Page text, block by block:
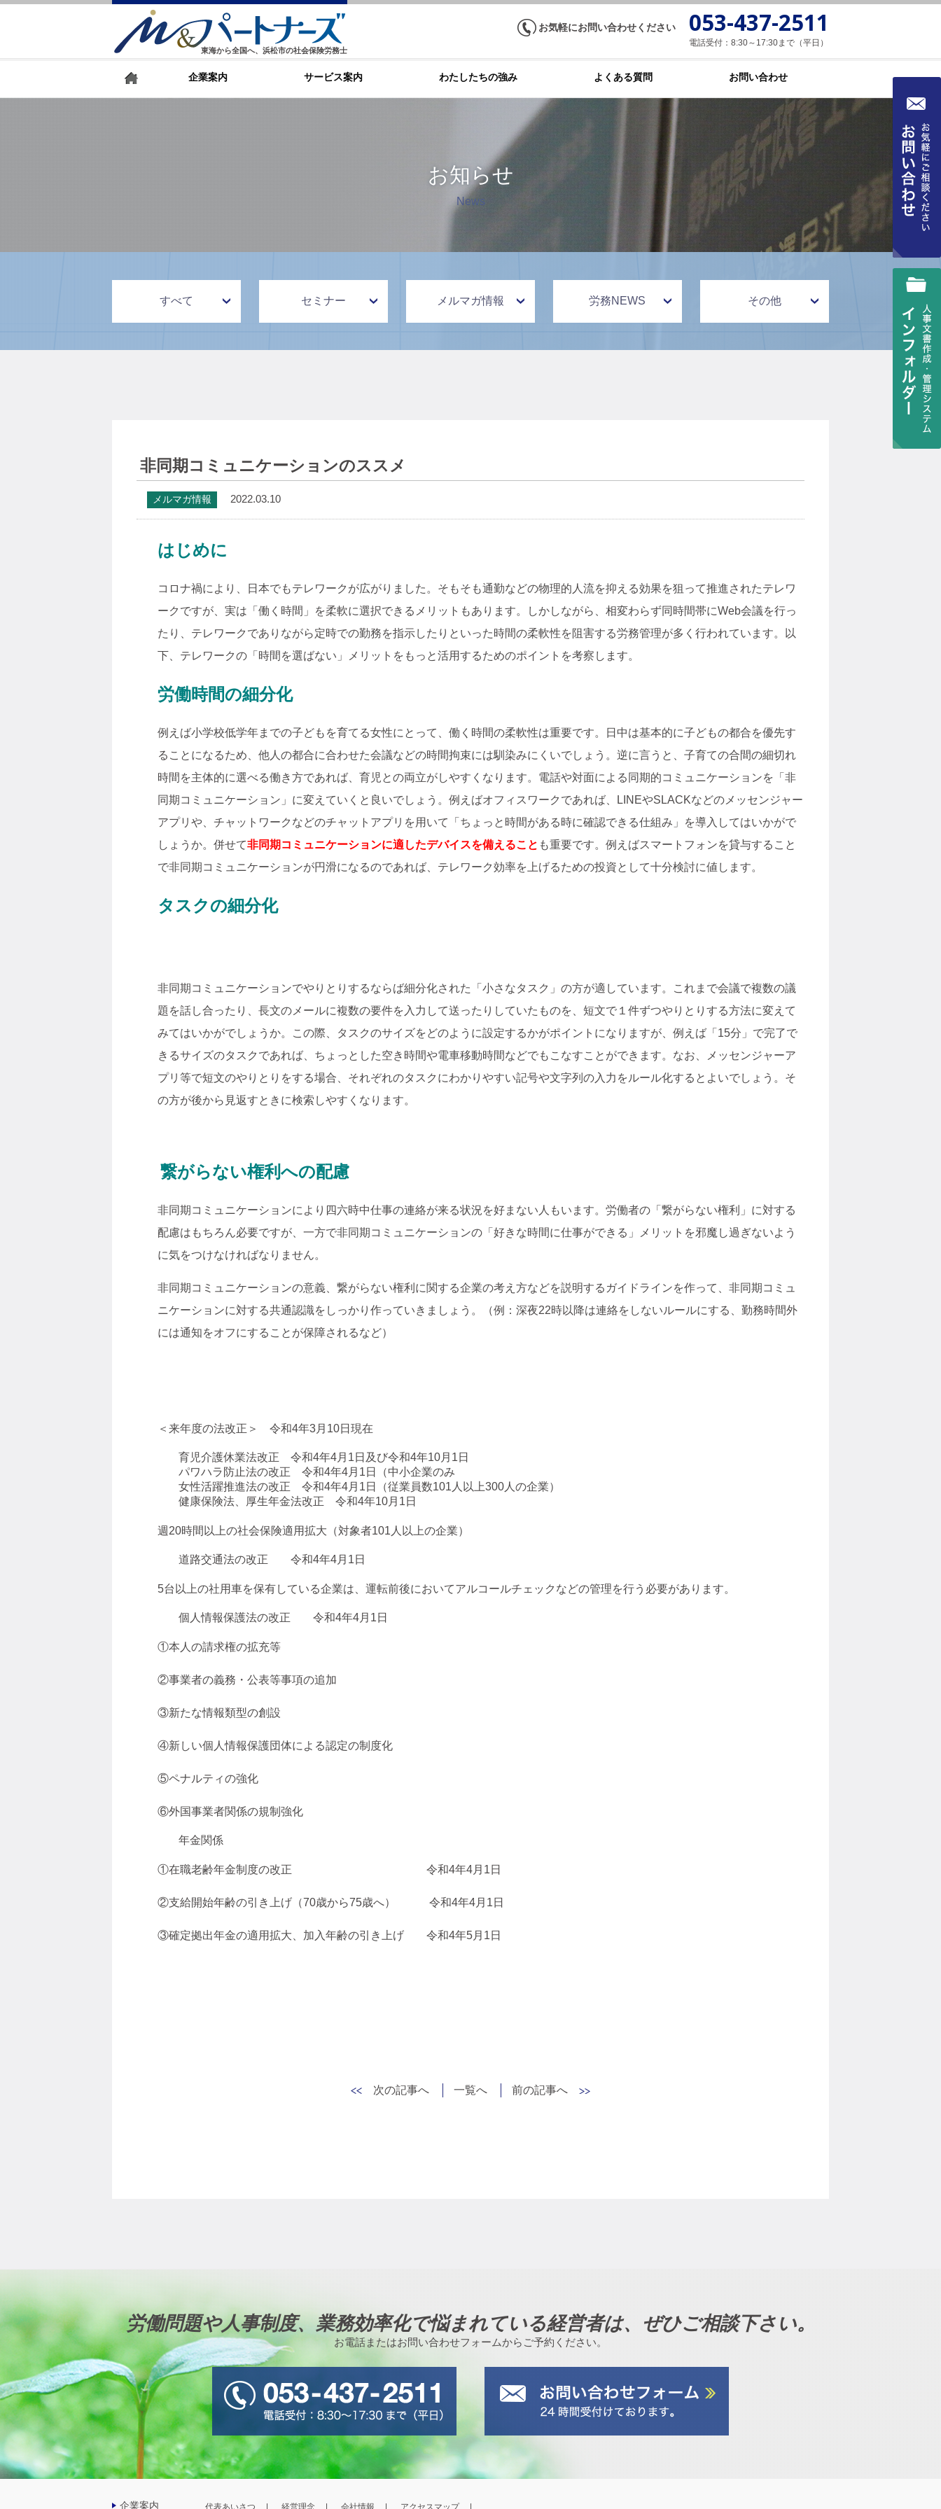
東海から全国へ、浜松市の社会保険労務士
お気軽にお問い合わせください 053-437-2511
電話受付：8:30～17:30まで（平日）
企業案内 サービス案内 わたしたちの強み よくある質問 お問い合わせ
お知らせ
News
すべて セミナー メルマガ情報 労務NEWS その他
非同期コミュニケーションのススメ
メルマガ情報 2022.03.10
はじめに
コロナ禍により、日本でもテレワークが広がりました。そもそも通勤などの物理的人流を抑える効果を狙って推進されたテレワ
ークですが、実は「働く時間」を柔軟に選択できるメリットもあります。しかしながら、相変わらず同時間帯にWeb会議を行っ
たり、テレワークでありながら定時での勤務を指示したりといった時間の柔軟性を阻害する労務管理が多く行われています。以
下、テレワークの「時間を選ばない」メリットをもっと活用するためのポイントを考察します。
労働時間の細分化
例えば小学校低学年までの子どもを育てる女性にとって、働く時間の柔軟性は重要です。日中は基本的に子どもの都合を優先す
ることになるため、他人の都合に合わせた会議などの時間拘束には馴染みにくいでしょう。逆に言うと、子育ての合間の細切れ
時間を主体的に選べる働き方であれば、育児との両立がしやすくなります。電話や対面による同期的コミュニケーションを「非
同期コミュニケーション」に変えていくと良いでしょう。例えばオフィスワークであれば、LINEやSLACKなどのメッセンジャー
アプリや、チャットワークなどのチャットアプリを用いて「ちょっと時間がある時に確認できる仕組み」を導入してはいかがで
しょうか。併せて非同期コミュニケーションに適したデバイスを備えること も重要です。例えばスマートフォンを貸与すること
で非同期コミュニケーションが円滑になるのであれば、テレワーク効率を上げるための投資として十分検討に値します。
タスクの細分化
非同期コミュニケーションでやりとりするならば細分化された「小さなタスク」の方が適しています。これまで会議で複数の議
題を話し合ったり、長文のメールに複数の要件を入力して送ったりしていたものを、短文で１件ずつやりとりする方法に変えて
みてはいかがでしょうか。この際、タスクのサイズをどのように設定するかがポイントになりますが、例えば「15分」で完了で
きるサイズのタスクであれば、ちょっとした空き時間や電車移動時間などでもこなすことができます。なお、メッセンジャーア
プリ等で短文のやりとりをする場合、それぞれのタスクにわかりやすい記号や文字列の入力をルール化するとよいでしょう。そ
の方が後から見返すときに検索しやすくなります。
繋がらない権利への配慮
非同期コミュニケーションにより四六時中仕事の連絡が来る状況を好まない人もいます。労働者の「繋がらない権利」に対する
配慮はもちろん必要ですが、一方で非同期コミュニケーションの「好きな時間に仕事ができる」メリットを邪魔し過ぎないよう
に気をつけなければなりません。
非同期コミュニケーションの意義、繋がらない権利に関する企業の考え方などを説明するガイドラインを作って、非同期コミュ
ニケーションに対する共通認識をしっかり作っていきましょう。（例：深夜22時以降は連絡をしないルールにする、勤務時間外
には通知をオフにすることが保障されるなど）
＜来年度の法改正＞ 令和4年3月10日現在
育児介護休業法改正 令和4年4月1日及び令和4年10月1日
パワハラ防止法の改正 令和4年4月1日（中小企業のみ
女性活躍推進法の改正 令和4年4月1日（従業員数101人以上300人の企業）
健康保険法、厚生年金法改正 令和4年10月1日
週20時間以上の社会保険適用拡大（対象者101人以上の企業）
道路交通法の改正 令和4年4月1日
5台以上の社用車を保有している企業は、運転前後においてアルコールチェックなどの管理を行う必要があります。
個人情報保護法の改正 令和4年4月1日
①本人の請求権の拡充等
②事業者の義務・公表等事項の追加
③新たな情報類型の創設
④新しい個人情報保護団体による認定の制度化
⑤ペナルティの強化
⑥外国事業者関係の規制強化
年金関係
①在職老齢年金制度の改正 令和4年4月1日
②支給開始年齢の引き上げ（70歳から75歳へ） 令和4年4月1日
③確定拠出年金の適用拡大、加入年齢の引き上げ 令和4年5月1日
次の記事へ 一覧へ 前の記事へ
労働問題や人事制度、業務効率化で悩まれている経営者は、ぜひご相談下さい。
お電話またはお問い合わせフォームからご予約ください。
企業案内 代表あいさつ 経営理念 会社情報 アクセスマップ